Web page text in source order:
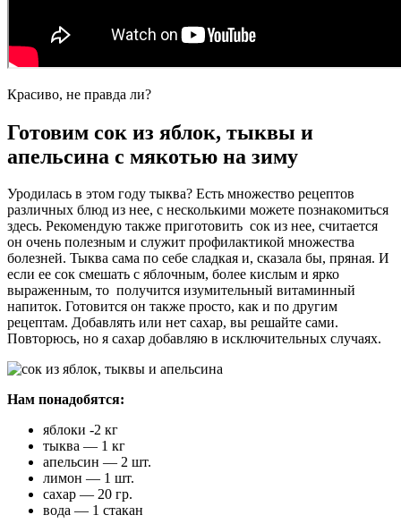
Красиво, не правда ли?
Готовим сок из яблок, тыквы и
апельсина c мякотью на зиму
Уродилась в этом году тыква? Есть множество рецептов
различных блюд из нее, с несколькими можете познакомиться
здесь. Рекомендую также приготовить сок из нее, считается
он очень полезным и служит профилактикой множества
болезней. Тыква сама по себе сладкая и, сказала бы, пряная. И
если ее сок смешать с яблочным, более кислым и ярко
выраженным, то получится изумительный витаминный
напиток. Готовится он также просто, как и по другим
рецептам. Добавлять или нет сахар, вы решайте сами.
Повторюсь, но я сахар добавляю в исключительных случаях.
Нам понадобятся:
яблоки -2 кг
тыква — 1 кг
апельсин — 2 шт.
лимон — 1 шт.
сахар — 20 гр.
вода — 1 стакан